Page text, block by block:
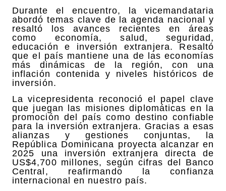
Durante el encuentro, la vicemandataria
abordó temas clave de la agenda nacional y
resaltó los avances recientes en áreas
como economía, salud, seguridad,
educación e inversión extranjera. Resaltó
que el país mantiene una de las economías
más dinámicas de la región, con una
inflación contenida y niveles históricos de
inversión.
La vicepresidenta reconoció el papel clave
que juegan las misiones diplomáticas en la
promoción del país como destino confiable
para la inversión extranjera. Gracias a esas
alianzas y gestiones conjuntas, la
República Dominicana proyecta alcanzar en
2025 una inversión extranjera directa de
US$4,700 millones, según cifras del Banco
Central, reafirmando la confianza
internacional en nuestro país.